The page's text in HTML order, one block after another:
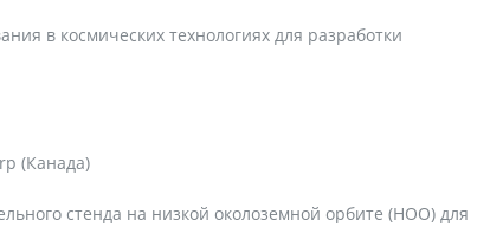
в космических технологиях для разработки
(Канада)
стенда на низкой околоземной орбите (НОО) для